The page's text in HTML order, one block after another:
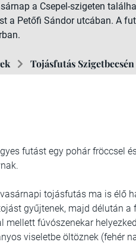
a Csepel-szigeten
a Petőfi Sándor utcában. A
Tojásfutás Szigetbecsén
futást egy pohár fröccsel
tojásfutás ma is élő
gyűjtenek, majd délután
mellett fúvószenekar
viseletbe öltöznek (fehér